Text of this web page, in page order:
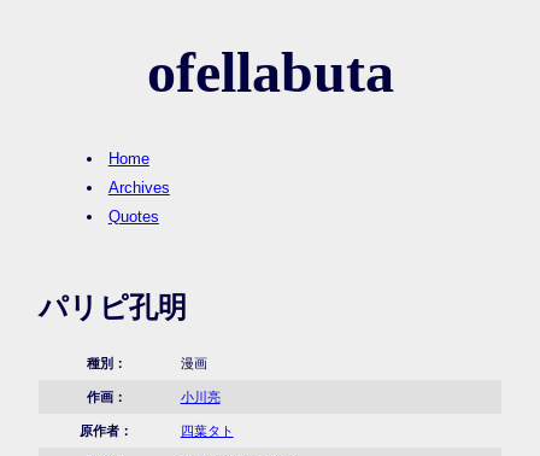
ofellabuta
Home
Archives
Quotes
パリピ孔明
種別： 漫画
作画： 小川亮
原作者： 四葉タト